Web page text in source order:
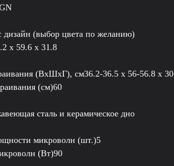
(выбор цвета по желанию)
х 59.6 х 31.8
(ВхШхГ), см36.2-36.5 х 56-56.8 х 30
(см)60
сталь и керамическое дно
микроволн (шт.)5
(Вт)90